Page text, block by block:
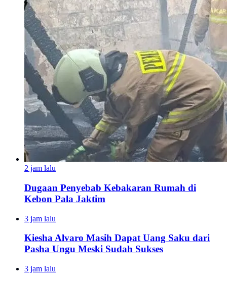
2 jam lalu
Dugaan Penyebab Kebakaran Rumah di
Kebon Pala Jaktim
3 jam lalu
Kiesha Alvaro Masih Dapat Uang Saku dari
Pasha Ungu Meski Sudah Sukses
3 jam lalu